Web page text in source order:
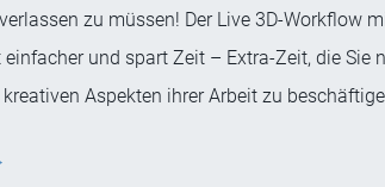
zu müssen! Der Live 3D-Workflow
und spart Zeit – Extra-Zeit, die Sie
Aspekten ihrer Arbeit zu